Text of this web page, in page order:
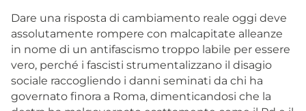
Dare una risposta di cambiamento reale oggi deve
assolutamente rompere con malcapitate alleanze
in nome di un antifascismo troppo labile per essere
vero, perché i fascisti strumentalizzano il disagio
sociale raccogliendo i danni seminati da chi ha
governato finora a Roma, dimenticandosi che la